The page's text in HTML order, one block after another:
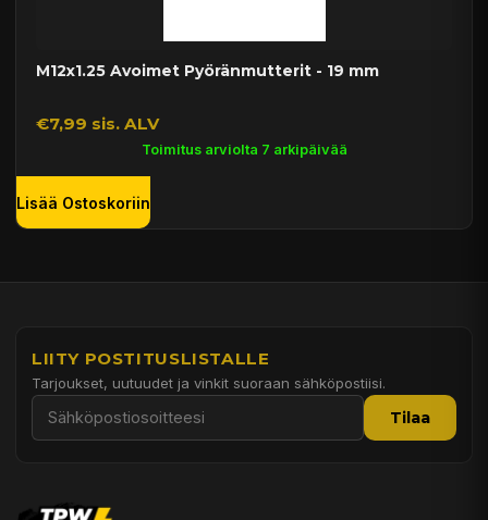
M12x1.25 Avoimet Pyöränmutterit - 19 mm
€7,99 sis. ALV
Toimitus arviolta 7 arkipäivää
Lisää Ostoskoriin
LIITY POSTITUSLISTALLE
Tarjoukset, uutuudet ja vinkit suoraan sähköpostiisi.
Tilaa